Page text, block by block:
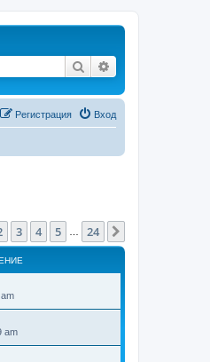
Поиск
Вход
Регистрация
1 из 24
3 4 5 24
am